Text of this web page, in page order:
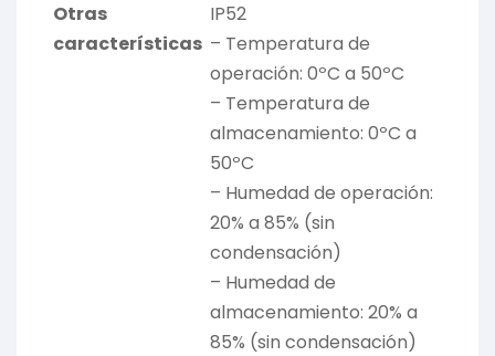
Otras
características
IP52
– Temperatura de
operación: 0ºC a 50ºC
– Temperatura de
almacenamiento: 0ºC a
50ºC
– Humedad de operación:
20% a 85% (sin
condensación)
– Humedad de
almacenamiento: 20% a
85% (sin condensación)